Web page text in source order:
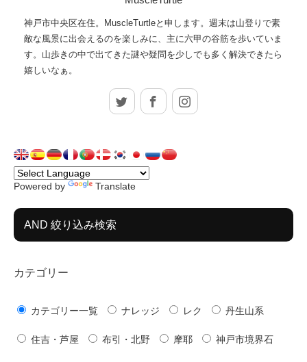
神戸市中央区在住。MuscleTurtleと申します。週末は山登りで素
敵な風景に出会えるのを楽しみに、主に六甲の谷筋を歩いていま
す。山歩きの中で出てきた謎や疑問を少しでも多く解決できたら
嬉しいなぁ。
Twitter FacebookInstagram
Powered by Translate
AND 絞り込み検索
カテゴリー
カテゴリー一覧 ナレッジ レク 丹生山系
住吉・芦屋 布引・北野 摩耶 神戸市境界石